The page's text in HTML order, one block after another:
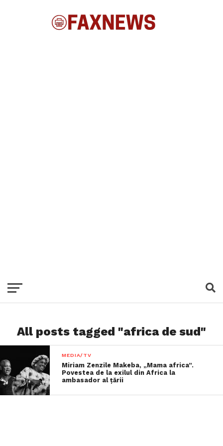
All posts tagged "africa de sud"
MEDIA/TV
Miriam Zenzile Makeba, „Mama africa”.
Povestea de la exilul din Africa la
ambasador al țării